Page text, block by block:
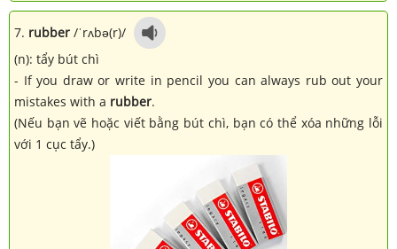
7. rubber /ˈrʌbə(r)/
(n): tẩy bút chì
- If you draw or write in pencil you can always rub out your
mistakes with a rubber.
(Nếu bạn vẽ hoặc viết bằng bút chì, bạn có thể xóa những lỗi
với 1 cục tẩy.)